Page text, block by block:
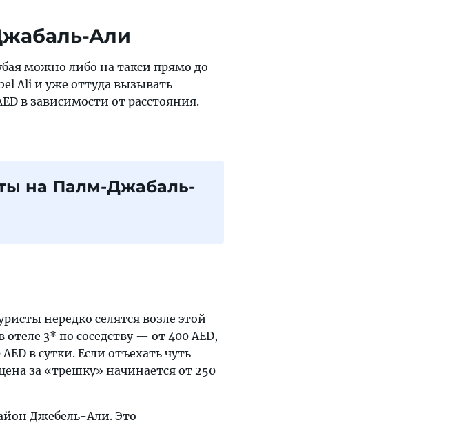
Али
можно либо на такси прямо до
Ali и уже оттуда вызывать
в зависимости от расстояния.
на Палм-Джабаль-
нередко селятся возле этой
3* по соседству — от 400 AED,
в сутки. Если отъехать чуть
за «трешку» начинается от 250
Джебель-Али. Это